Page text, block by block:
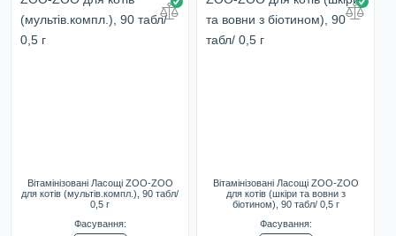
Вітамінізовані Ласощі ZOO-ZOO
для котів (мультів.компл.), 90 табл/
0,5 г
Фасування:
Вітамінізовані Ласощі ZOO-ZOO
для котів (шкіри та вовни з
біотином), 90 табл/ 0,5 г
Фасування: